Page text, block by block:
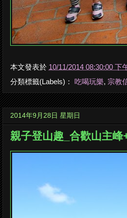
本文發表於 10/11/2014 08:30:00 下
分類標籤(Labels)： 吃喝玩樂, 宗教
2014年9月28日 星期日
親子登山趣_合歡山主